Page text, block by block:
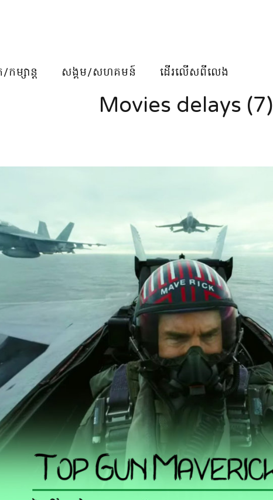
កម្សាន្ត សង្គម/សហគមន៍ ដើរលើសពីលេង
Movies delays (7)